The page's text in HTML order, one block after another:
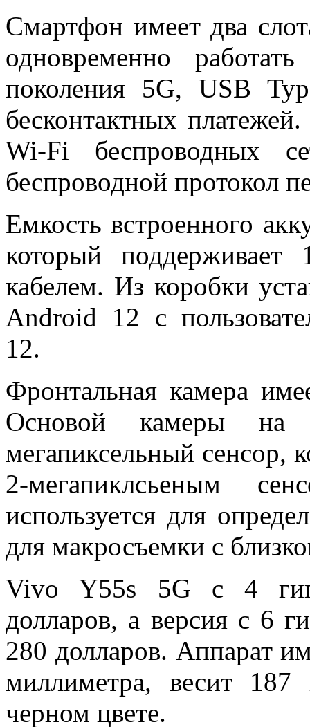
Смартфон имеет два
одновременно
поколения 5G, USB
бесконтактных
Wi-Fi беспроводных
беспроводной протокол
Емкость встроенного
который
кабелем. Из коробки
Android 12 с
12.
Фронтальная камера
Основой камеры
мегапиксельный сенсор,
2-мегапиклсьеным
используется для
для макросъемки с
Vivo Y55s 5G с 4
долларов, а версия с 6
280 долларов. Аппарат
миллиметра, весит
черном цвете.